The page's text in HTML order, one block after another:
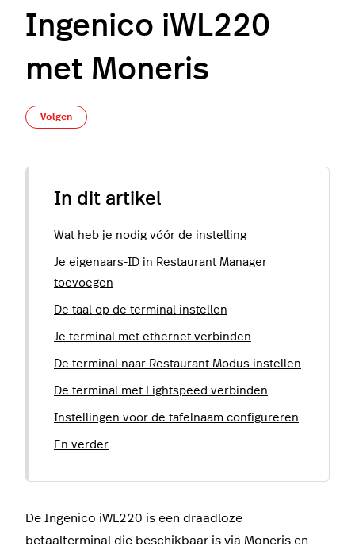
Ingenico iWL220
met Moneris
Volgen
In dit artikel
Wat heb je nodig vóór de instelling
Je eigenaars-ID in Restaurant Manager
toevoegen
De taal op de terminal instellen
Je terminal met ethernet verbinden
De terminal naar Restaurant Modus instellen
De terminal met Lightspeed verbinden
Instellingen voor de tafelnaam configureren
En verder
De Ingenico iWL220 is een draadloze
betaalterminal die beschikbaar is via Moneris en